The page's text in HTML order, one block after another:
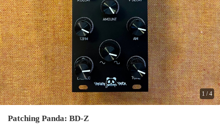
1/4
Patching Panda: BD-Z